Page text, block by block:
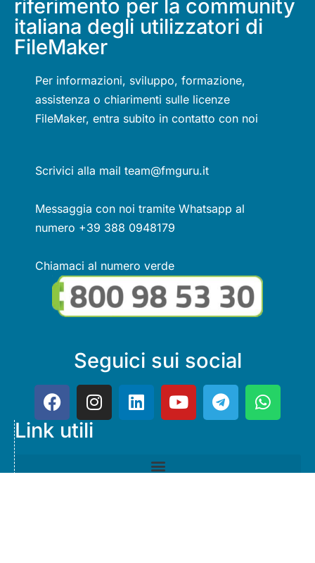
riferimento per la community
italiana degli utilizzatori di
FileMaker
Per informazioni, sviluppo, formazione,
assistenza o chiarimenti sulle licenze
FileMaker, entra subito in contatto con noi
Scrivici alla mail team@fmguru.it
Messaggia con noi tramite Whatsapp al
numero +39 388 0948179
Chiamaci al numero verde
Seguici sui social
Link utili